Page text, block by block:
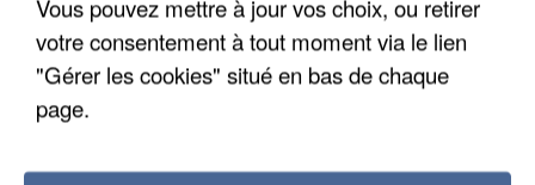
Vous pouvez mettre à jour vos choix, ou retirer
votre consentement à tout moment via le lien
"Gérer les cookies" situé en bas de chaque
page.